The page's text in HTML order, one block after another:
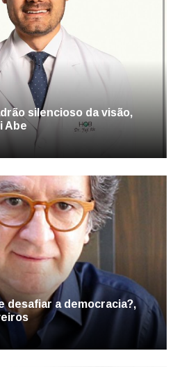
silencioso da visão,
Abe
desafiar a democracia?,